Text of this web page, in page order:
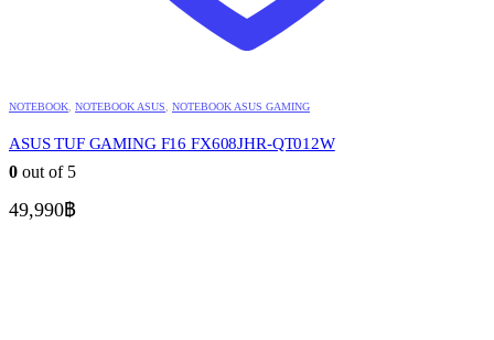
NOTEBOOK NOTEBOOK ASUS NOTEBOOK ASUS GAMING
ASUS TUF GAMING F16 FX608JHR-QT012W
0 out of 5
49,990฿